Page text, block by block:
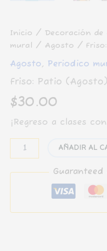
Inicio / Decoración de
mural / Agosto /
Agosto, Periodico
Friso: Patio (Agosto)
$30.00
¡Regreso a clases
Friso:
Patio
cantidad
AÑADIR AL